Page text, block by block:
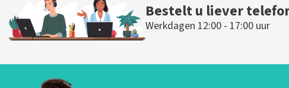
Bestelt u liever
Werkdagen 12:00 - 17:00 uur